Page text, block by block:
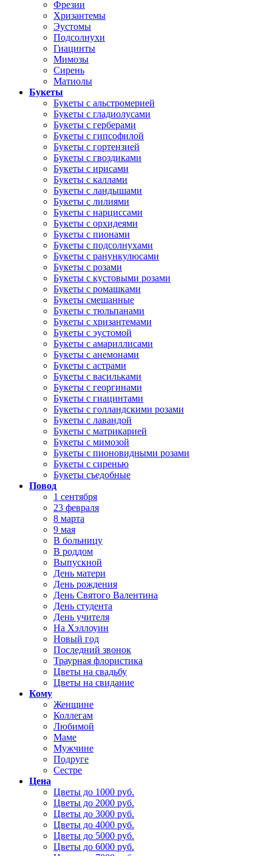
Фрезии
Хризантемы
Эустомы
Подсолнухи
Гиацинты
Мимозы
Сирень
Матиолы
Букеты
Букеты с альстромерией
Букеты с гладиолусами
Букеты с герберами
Букеты с гипсофилой
Букеты с гортензией
Букеты с гвоздиками
Букеты с ирисами
Букеты с каллами
Букеты с ландышами
Букеты с лилиями
Букеты с нарциссами
Букеты с орхидеями
Букеты с пионами
Букеты с подсолнухами
Букеты с ранункулюсами
Букеты с розами
Букеты с кустовыми розами
Букеты с ромашками
Букеты смешанные
Букеты с тюльпанами
Букеты с хризантемами
Букеты с эустомой
Букеты с амариллисами
Букеты с анемонами
Букеты с астрами
Букеты с васильками
Букеты с георгинами
Букеты с гиацинтами
Букеты с голландскими розами
Букеты с лавандой
Букеты с матрикарией
Букеты с мимозой
Букеты с пионовидными розами
Букеты с сиренью
Букеты съедобные
Повод
1 сентября
23 февраля
8 марта
9 мая
В больницу
В роддом
Выпускной
День матери
День рождения
День Святого Валентина
День студента
День учителя
На Хэллоуин
Новый год
Последний звонок
Траурная флористика
Цветы на свадьбу
Цветы на свидание
Кому
Женщине
Коллегам
Любимой
Маме
Мужчине
Подруге
Сестре
Цена
Цветы до 1000 руб.
Цветы до 2000 руб.
Цветы до 3000 руб.
Цветы до 4000 руб.
Цветы до 5000 руб.
Цветы до 6000 руб.